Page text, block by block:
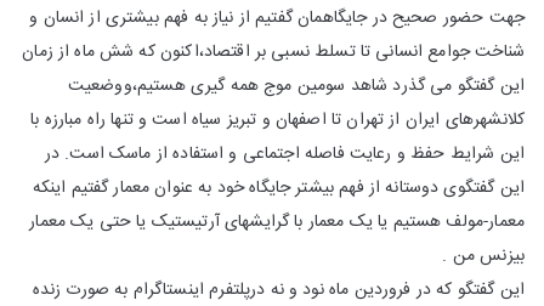
جهت حضور صحیح در جایگاهمان گفتیم از نیاز به فهم بیشتری از انسان و
شناخت جوامع انسانی تا تسلط نسبی بر اقتصاد،اکنون که شش ماه از زمان
این گفتگو می گذرد شاهد سومین موج همه گیری هستیم،ووضعیت
کلانشهرهای ایران از تهران تا اصفهان و تبریز سیاه است و تنها راه مبارزه با
این شرایط حفظ و رعایت فاصله اجتماعی و استفاده از ماسک است. در
این گفتگوی دوستانه از فهم بیشتر جایگاه خود به عنوان معمار گفتیم اینکه
معمار-مولف هستیم یا یک معمار با گرایشهای آرتیستیک یا حتی یک معمار
بیزنس من .
این گفتگو که در فروردین ماه نود و نه درپلتفرم اینستاگرام به صورت زنده